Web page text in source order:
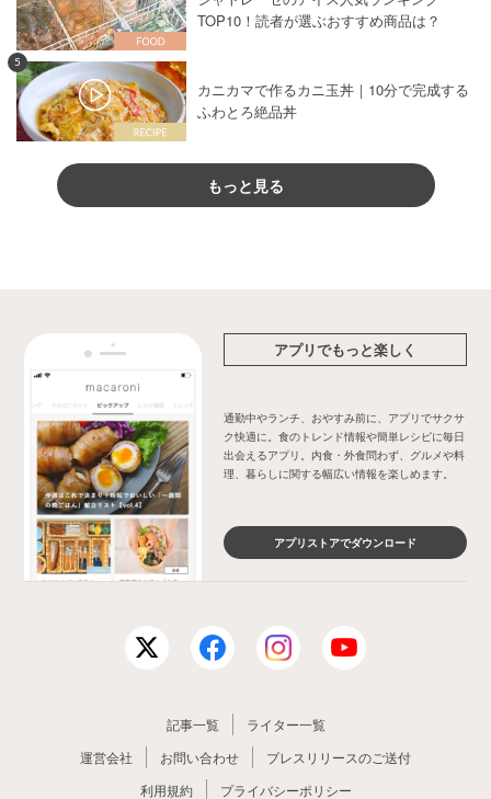
TOP10！読者が選ぶおすすめ商品は？
5
カニカマで作るカニ玉丼｜10分で完成する
ふわとろ絶品丼
もっと見る
アプリでもっと楽しく
通勤中やランチ、おやすみ前に、アプリでサクサ
ク快適に。食のトレンド情報や簡単レシピに毎日
出会えるアプリ。内食・外食問わず、グルメや料
理、暮らしに関する幅広い情報を楽しめます。
アプリストアでダウンロード
記事一覧
ライター一覧
運営会社
お問い合わせ
プレスリリースのご送付
利用規約
プライバシーポリシー